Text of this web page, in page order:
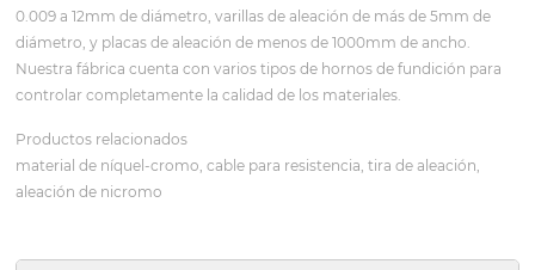
0.009 a 12mm de diámetro, varillas de aleación de más de 5mm de
diámetro, y placas de aleación de menos de 1000mm de ancho.
Nuestra fábrica cuenta con varios tipos de hornos de fundición para
controlar completamente la calidad de los materiales.
Productos relacionados
material de níquel-cromo, cable para resistencia, tira de aleación,
aleación de nicromo